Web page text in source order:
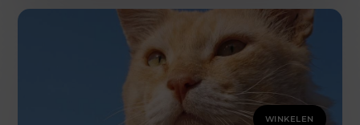
WINKELEN